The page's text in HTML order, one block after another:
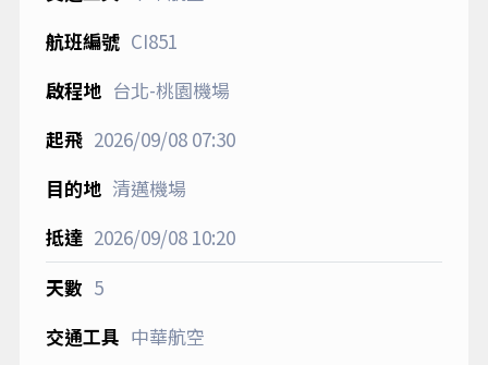
每日行程
1
CI851